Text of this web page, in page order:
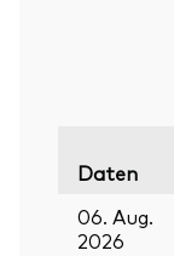
Daten
06. Aug.
2026